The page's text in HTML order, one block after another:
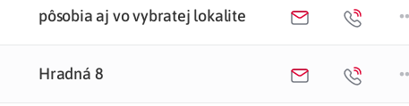
pôsobia aj vo vybratej lokalite
Hradná 8